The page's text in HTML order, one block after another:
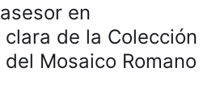
en
de la Colección
Mosaico Romano